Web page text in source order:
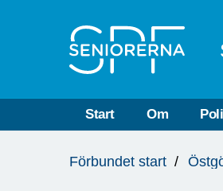
Start Om
är
Förbundet start